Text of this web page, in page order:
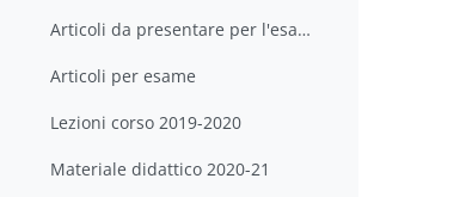
Articoli da presentare per l'esame
Articoli per esame
Lezioni corso 2019-2020
Materiale didattico 2020-21